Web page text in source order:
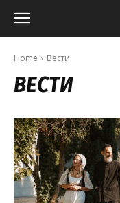
Home Вести
ВЕСТИ